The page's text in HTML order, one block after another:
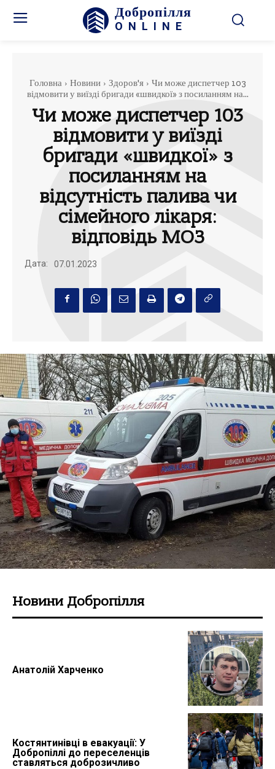
Добропілля
ONLINE
Головна Новини Здоров'я
Чи може диспетчер 103
відмовити у виїзді бригади «швидкої» з посиланням на...
Чи може диспетчер 103
відмовити у виїзді
бригади «швидкої» з
посиланням на
відсутність палива чи
сімейного лікаря:
відповідь МОЗ
Дата: 07.01.2023
Новини Добропілля
Анатолій Харченко
Костянтинівці в евакуації: У
Добропіллі до переселенців
ставляться доброзичливо